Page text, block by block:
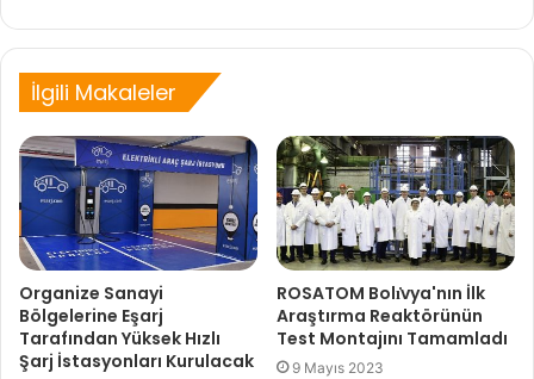
İlgili Makaleler
Organize Sanayi
Bölgelerine Eşarj
Tarafından Yüksek Hızlı
Şarj İstasyonları Kurulacak
ROSATOM Bolı̇vya'nın İlk
Araştırma Reaktörünün
Test Montajını Tamamladı
9 Mayıs 2023